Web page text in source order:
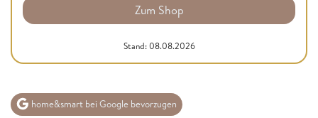
Zum Shop
Stand: 08.08.2026
home&smart bei Google bevorzugen